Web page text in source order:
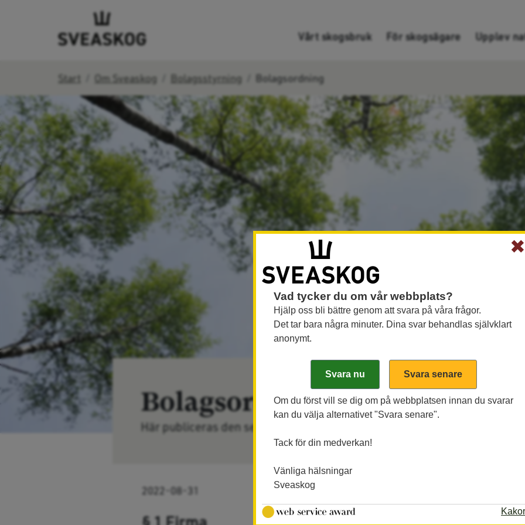
Vårt skogsbruk För skogsägare Upplev
Start Om Sveaskog Bolagsstyrning Bolagsordning
Bolagsordning
Här publiceras den senast antagna bolagsordningen.
2022-08-31
✖
Vad tycker du om vår webbplats?
Hjälp oss bli bättre genom att svara på våra frågor.
Det tar bara några minuter. Dina svar behandlas självklart
anonymt.
Om du först vill se dig om på webbplatsen innan du svarar
kan du välja alternativet "Svara senare".
Tack för din medverkan!
Vänliga hälsningar
Sveaskog
Kakor